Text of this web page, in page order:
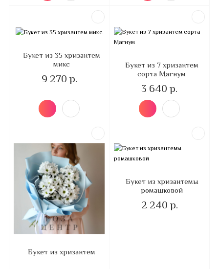
Букет из 35 хризантем
микс
9 270 р.
Букет из 7 хризантем
сорта Магнум
3 640 р.
Букет из хризантем
Букет из хризантемы
ромашковой
2 240 р.